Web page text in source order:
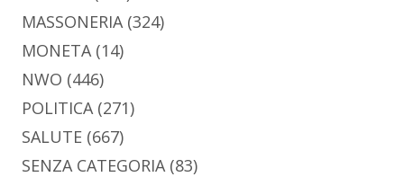
MASSONERIA (324)
MONETA (14)
NWO (446)
POLITICA (271)
SALUTE (667)
SENZA CATEGORIA (83)